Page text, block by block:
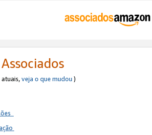
veja o que mudou )